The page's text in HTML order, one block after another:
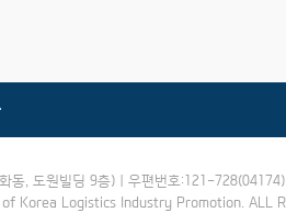
동, 도원빌딩 9층) | 우편번호:121-
Korea Logistics Industry Promotion. ALL